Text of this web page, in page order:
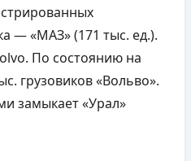
— «МАЗ» (171 тыс. ед.).
По состоянию на
грузовиков «Вольво».
замыкает «Урал»